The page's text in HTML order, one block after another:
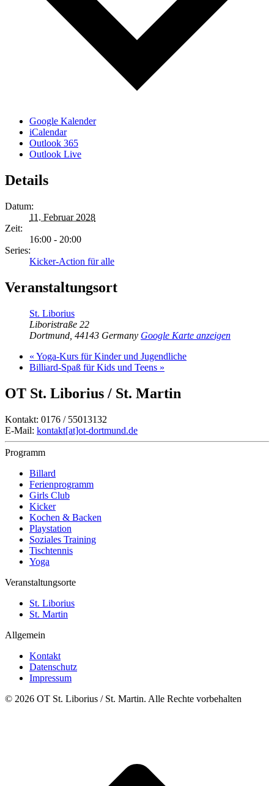
Google Kalender
iCalendar
Outlook 365
Outlook Live
Details
Datum:
11. Februar 2028
Zeit:
16:00 - 20:00
Series:
Kicker-Action für alle
Veranstaltungsort
St. Liborius
Liboristraße 22
Dortmund 44143 Germany Google Karte anzeigen
« Yoga-Kurs für Kinder und Jugendliche
Billiard-Spaß für Kids und Teens »
OT St. Liborius / St. Martin
Kontakt: 0176 / 55013132
E-Mail: kontakt[at]ot-dortmund.de
Programm
Billard
Ferienprogramm
Girls Club
Kicker
Kochen & Backen
Playstation
Soziales Training
Tischtennis
Yoga
Veranstaltungsorte
St. Liborius
St. Martin
Allgemein
Kontakt
Datenschutz
Impressum
© 2026 OT St. Liborius / St. Martin. Alle Rechte vorbehalten